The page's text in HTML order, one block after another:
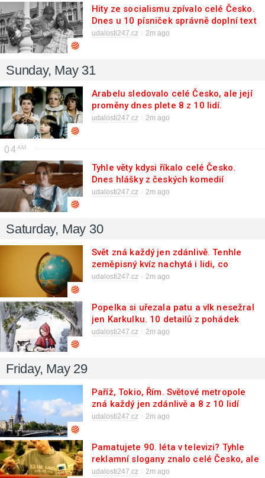
Hity ze socialismu zpívalo celé Česko.
Dnes u 10 písniček správně doplní text
jen 2 pamětníci z 10
udalosti247.cz 2m ago
Sunday, May 31
Arabelu sledovalo celé Česko, ale její
proměny dnes plete 8 z 10 lidí.
Vzpomenete si na všechny?
udalosti247.cz 2m ago
04
Tyhle věty kdysi říkalo celé Česko.
Dnes hlášky z českých komedií
správně pozná jen hrstka dospělých
udalosti247.cz 2m ago
Saturday, May 30
Svět zná každý jen zdánlivě. Tenhle
zeměpisný kvíz nachytá i lidi, co
procestovali půl Evropy
udalosti247.cz 2m ago
Popelka si uřezala patu a vlk nesežral
jen Karkulku. 10 detailů z pohádek
bratří Grimmů dnes plete 9 z 10
udalosti247.cz 2m ago
Friday, May 29
Paříž, Tokio, Řím. Světové metropole
zná každý jen zdánlivě a 8 z 10 lidí
plete i jejich slavná fakta
udalosti247.cz 2m ago
Pamatujete 90. léta v televizi? Tyhle
reklamní slogany znalo celé Česko, ale
dnes je většina lidí poplete
udalosti247.cz 2m ago